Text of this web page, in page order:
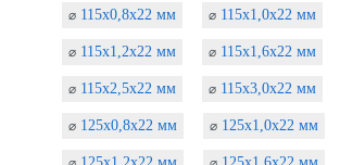
⌀115х0,8х22 мм ⌀115х1,0х22 мм
⌀115х1,2х22 мм ⌀115х1,6х22 мм
⌀115х2,5х22 мм ⌀115х3,0х22 мм
⌀125х0,8х22 мм ⌀125х1,0х22 мм